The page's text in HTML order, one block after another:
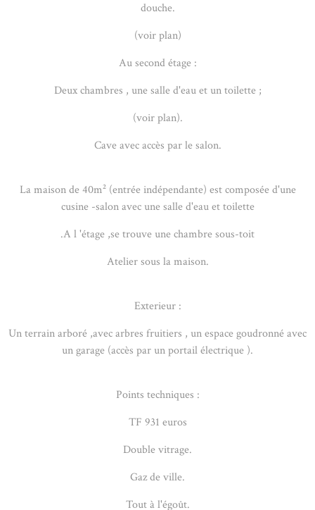
douche.
(voir plan)
Au second étage :
Deux chambres , une salle d'eau et un toilette ;
(voir plan).
Cave avec accès par le salon.
La maison de 40m² (entrée indépendante) est composée d'une
cusine -salon avec une salle d'eau et toilette
.A l 'étage ,se trouve une chambre sous-toit
Atelier sous la maison.
Exterieur :
Un terrain arboré ,avec arbres fruitiers , un espace goudronné avec
un garage (accès par un portail électrique ).
Points techniques :
TF 931 euros
Double vitrage.
Gaz de ville.
Tout à l'égoût.